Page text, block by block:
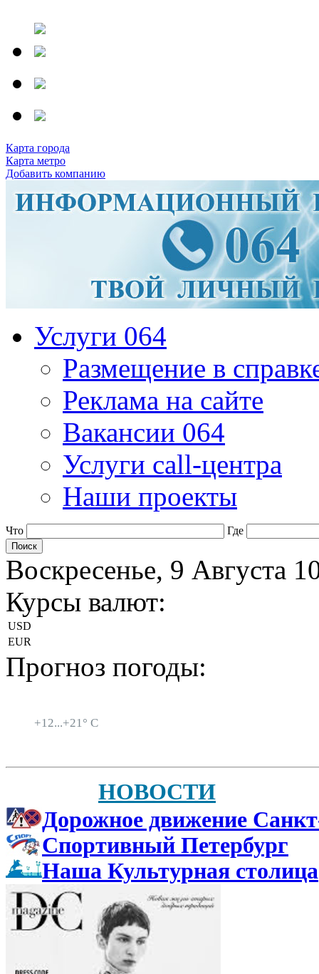
Карта города
Карта метро
Добавить компанию
Услуги 064
Размещение в
Реклама на сайте
Вакансии 064
Услуги call-центра
Наши проекты
Что Где
Воскресенье, 9 Августа
Курсы валют:
USD
EUR
Прогноз погоды:
+12...+21° C
НОВОСТИ
Дорожное движение
Спортивный Петербург
Наша Культурная столица